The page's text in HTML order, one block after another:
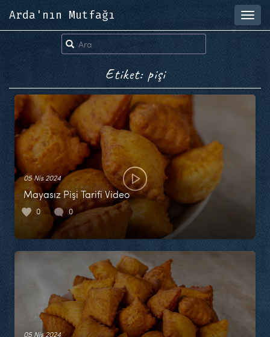
Arda'nın Mutfağı
Etiket: pişi
05 Nis 2024
Mayasız Pişi Tarifi Video
0 0
05 Nis 2024